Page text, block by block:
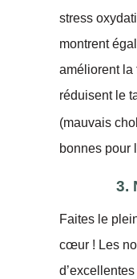
stress
montrent
améliorent la
réduisent le
(mauvais
bonnes pour
3.
Faites le
cœur ! Les